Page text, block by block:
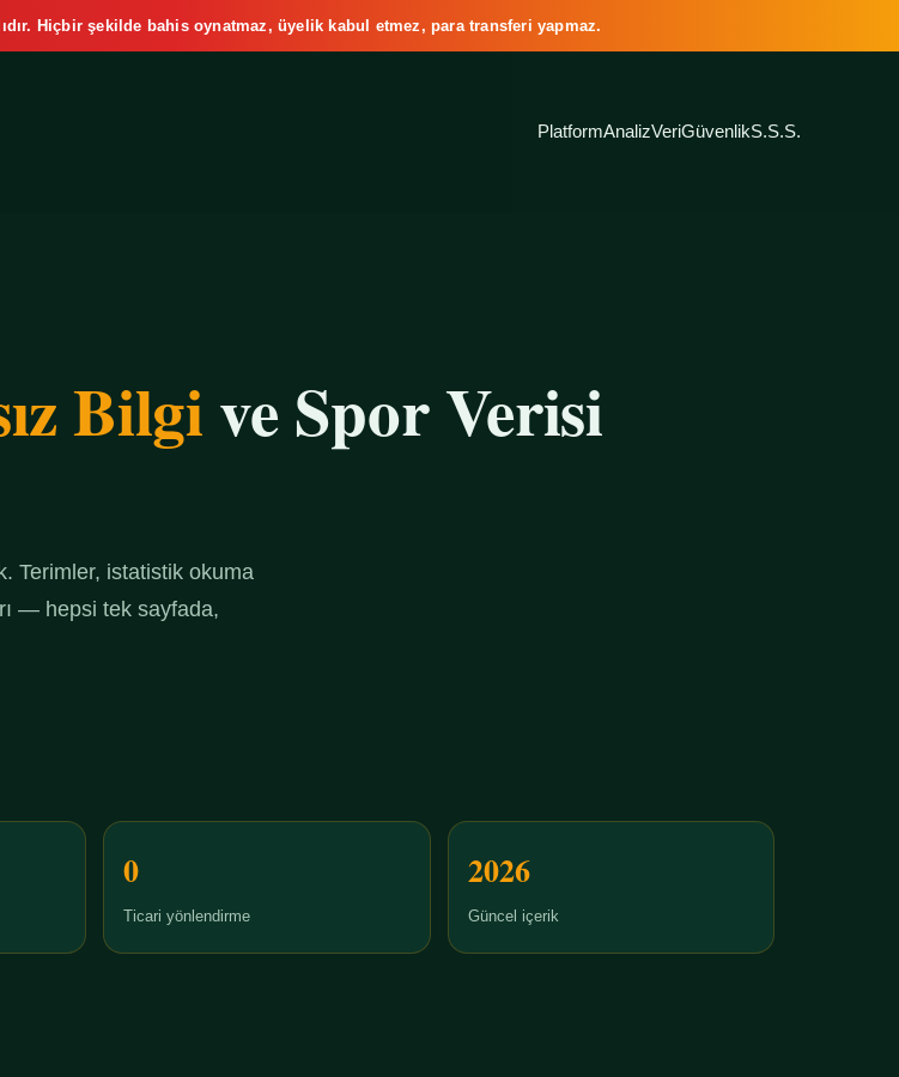
Hiçbir şekilde bahis oynatmaz, üyelik kabul etmez, para transferi yapmaz.
PlatformAnalizVeriGüvenlikS.S.S.
Bilgive Spor Verisi
Terimler, istatistik okuma
— hepsi tek sayfada,
0
Ticari yönlendirme
2026
Güncel içerik